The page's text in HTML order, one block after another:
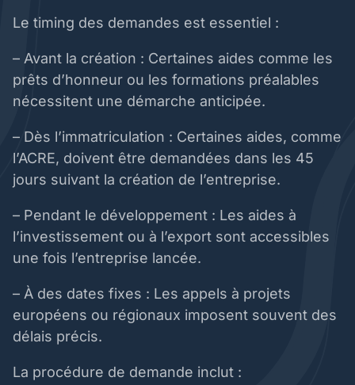
Le timing des demandes est essentiel :
– Avant la création : Certaines aides comme les
prêts d’honneur ou les formations préalables
nécessitent une démarche anticipée.
– Dès l’immatriculation : Certaines aides, comme
l’ACRE, doivent être demandées dans les 45
jours suivant la création de l’entreprise.
– Pendant le développement : Les aides à
l’investissement ou à l’export sont accessibles
une fois l’entreprise lancée.
– À des dates fixes : Les appels à projets
européens ou régionaux imposent souvent des
délais précis.
La procédure de demande inclut :